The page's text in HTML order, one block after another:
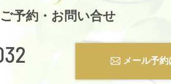
ご予約・お問い合せ
メール予